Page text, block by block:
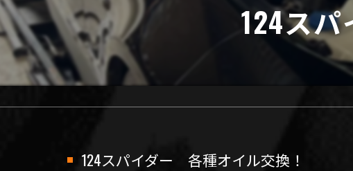
124ス
124スパイダー 各種オイル交換！